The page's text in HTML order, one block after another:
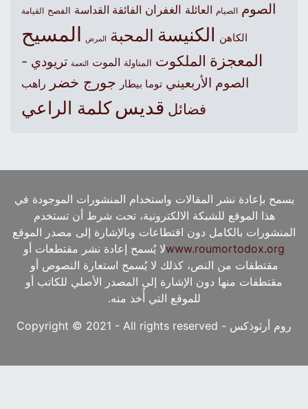
الصوم الصيام العائلة الغفران الفائقة القداسة الفصح القيامة
الكاهن الكنيسةالمحبة المرض المسيح
المعجزة الملكوت المناولة الموت النعمة تريودي -
الصوم الأربعيني توما بيطار جورج خضر راهب
فضائل قديس كلمة الراعي
يسمح بإعادة نشر المقالات واستخدام المنشورات الموجودة في
هذا الموقع للشبكة الالكترونية، تحت شرط أن تستخدم
المنشورات بالكامل دون اقتطاعات وبالإشارة إلى مصدر الموقع
www.roumortodox.orgلا يُسمح إعادة نشر مقتطعات أو
مقتطفات من النص، كذلك لا يُسمح استعارة النصوص أو
مقتطفات منها دون الإشارة إلى المصدر الأصلي للكاتب أو
للموقع التي أُخذ منه.
روم أرثوذكس - Copyright © 2021 - All rights reserved